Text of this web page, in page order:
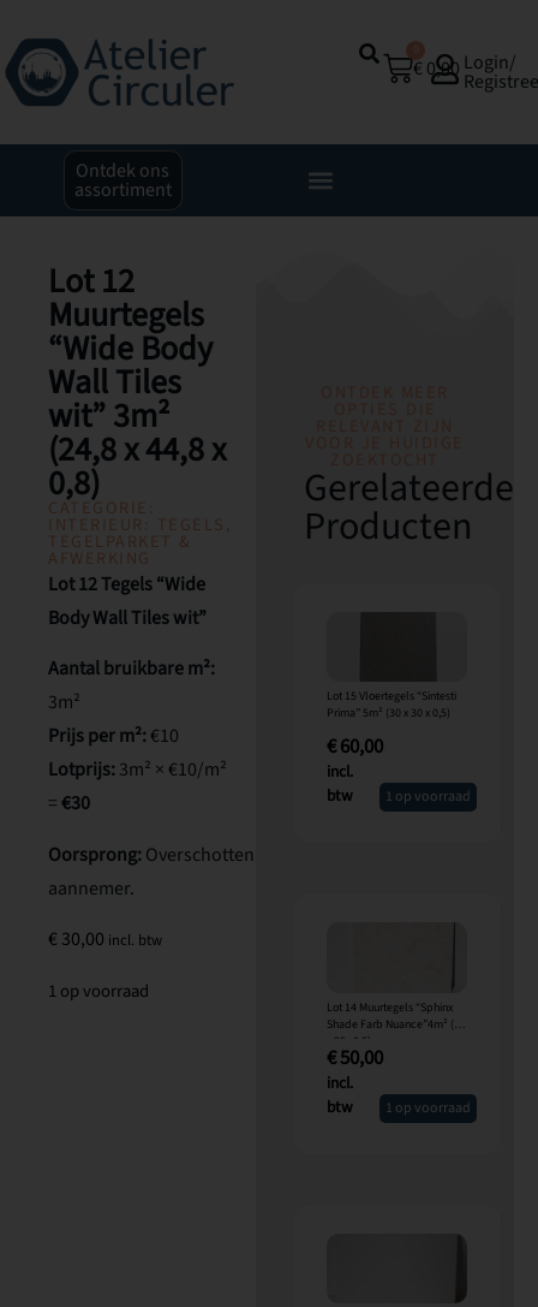
€ 0,00 Login/
Ontdek ons
assortiment
Lot 12
Muurtegels
“Wide Body
Wall Tiles
wit” 3m²
(24,8 x 44,8 x
0,8)
CATEGORIE:
INTERIEUR: TEGELS,
TEGELPARKET &
AFWERKING
Lot 12 Tegels “Wide
Body Wall Tiles wit”
Aantal bruikbare m²:
3m²
Prijs per m²:€10
Lotprijs:3m² × €10/m²
=€30
Oorsprong:Overschotten
aannemer.
€30,00 incl. btw
1 op voorraad
ONTDEK MEER
OPTIES DIE
RELEVANT ZIJN
VOOR JE HUIDIGE
ZOEKTOCHT
Gerelateerde
Producten
Lot 15 Vloertegels “Sintesti
Prima” 5m² (30 x 30 x 0,5)
€60,00
incl.
btw
1 op voorraad
Lot 14 Muurtegels “Sphinx
Shade Farb Nuance”4m² (20
x 25x 0,5)
€50,00
incl.
btw
1 op voorraad